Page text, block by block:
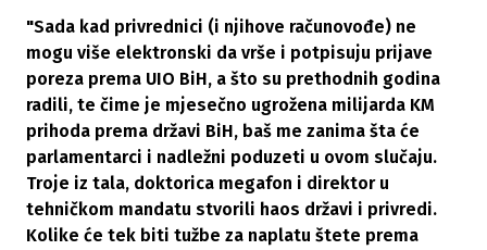
"Sada kad privrednici (i njihove računovođe) ne
mogu više elektronski da vrše i potpisuju prijave
poreza prema UIO BiH, a što su prethodnih godina
radili, te čime je mjesečno ugrožena milijarda KM
prihoda prema državi BiH, baš me zanima šta će
parlamentarci i nadležni poduzeti u ovom slučaju.
Troje iz tala, doktorica megafon i direktor u
tehničkom mandatu stvorili haos državi i privredi.
Kolike će tek biti tužbe za naplatu štete prema